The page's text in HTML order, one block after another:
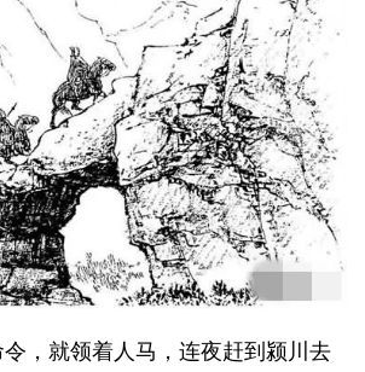
，就领着人马，连夜赶到颍川去